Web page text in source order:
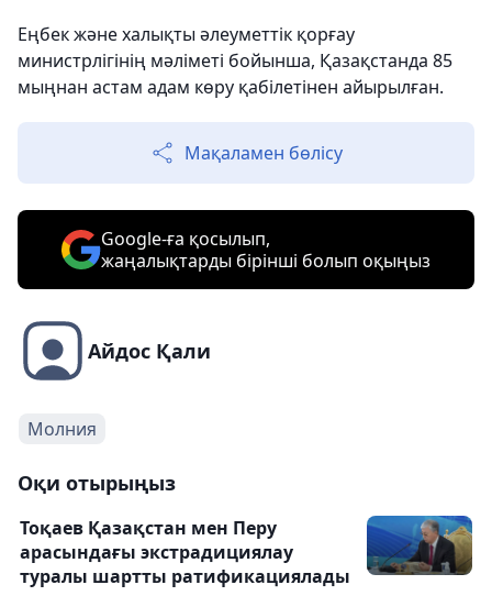
Еңбек және халықты әлеуметтік қорғау
министрлігінің мәліметі бойынша, Қазақстанда 85
мыңнан астам адам көру қабілетінен айырылған.
Мақаламен бөлісу
Google-ға қосылып,
жаңалықтарды бірінші болып оқыңыз
Айдос Қали
Молния
Оқи отырыңыз
Тоқаев Қазақстан мен Перу
арасындағы экстрадициялау
туралы шартты ратификациялады